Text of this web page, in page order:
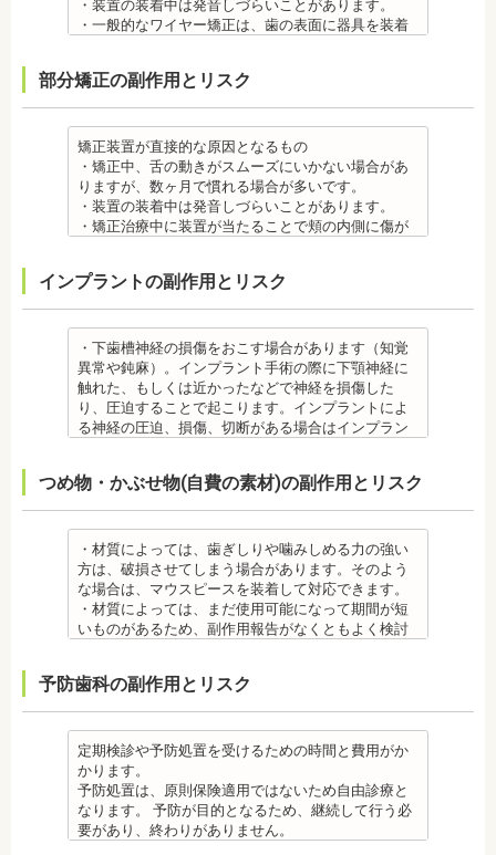
金属アレルギー
は、皮膚科で行われているパッチテストなどをうけ
膜にアレルギー症状が起きた場合は、速やかに歯科
医師の指示を仰いでください。
抜歯・麻酔 ・矯正をしたい箇所に十分なスペースが
ない場合は、抜歯を必要とすることもあります。健
康上問題のない歯を抜歯する場合もあります。
・抜歯する場合は麻酔注射を行います。麻酔薬の中
もあるため、心が起こることもあります。臓や血圧
は、頬を噛んだり、熱いものを飲んだりしてもわか
らないため、口腔内を傷つけるリスクがあります。
さらに、麻酔によって悪心、嘔吐、アレルギー反応
虫歯・歯周病 ・矯正治療中、矯正装置の周りなど、
ブラッシング（歯磨き）しにくい部分ができるた
め、虫歯や歯周炎のリスクが高くなります。
を歯科医師より受けて 、毎日丁寧なブラッシング、
のケアをすることも役立ちます。
・矯正中に虫歯が悪化した場合は、矯正終了後に虫
歯の治療をする、もしくは、矯正中に器具を一度外
して治療を行う必要が生じることがあります。
・基本的に、矯正中には虫歯や歯周病の治療が行え
ません。そのため矯正前にこれらの治療を終わらせ
合は、一般的な歯科医院で、事前に虫歯、歯周病の
治療を行う必要があることもあります。
す。その程度に個人差があります。
・矯正終了して数か月から数年経過すると噛み合わ
せが悪くなる可能性があります。噛み合わせが悪く
なると、咀嚼障害の場合は、噛み合わせの治療を行
います、頭痛、肩こりを招く事があります。また、
・装置の装着中は発音しづらいことがあります。
・一般的なワイヤー矯正は、歯の表面に器具を装着
・矯正治療中に装置が当たることで頬の内側に傷が
ついたり、口内炎になったり、歯の移動に伴う痛み
を感じることもありますので、必要に応じワックス
で対処する場合やその他の対処策を行う場合があり
ます。
・矯正装置を装着した直後や、ワイヤーを交換した
直後に痛みを感じることがありますが、数日でおさ
まる場合が多いです。また、冷たいものを飲んだと
科医師に相談しましょう。
いるため、金属アレルギーのある方、不安がある方
は、皮膚科で行われているパッチテストをうけて、
アレルギー材料を特定し、歯科医師に伝えてくださ
い。矯正装置を装着したあとに、皮膚や口腔の粘膜
にアレルギー症状が起きた場合は、速やかに歯科医
師の指示を仰いでください。
・矯正をしたい箇所に十分なスペースがない場合
・抜歯する場合は麻酔注射を行います。麻酔の中に
は、成分に心拍数、血圧を上げる作用があるものも
あるため、心臓や血圧に問題がある方が使用する
と、動悸、血圧上昇を起こす場合があります。ま
た、頬を噛んでもわからなかったり、熱いものを飲
んでもわからないため、口腔内を傷つけるリスクが
さらに、麻酔によって悪心、嘔吐、アレルギー反応
・矯正中、虫歯が悪化する場合があります。治療終
了後に虫歯の治療をする場合と器具を一度外して虫
歯の治療を行う場合があります。
・矯正治療中、矯正装置の周りなど、ブラッシング
（歯磨き）しにくい部分ができるため、虫歯や歯周
炎のリスクが高くなります。間食を控え、矯正治療
部分矯正の副作用とリスク
矯正装置が直接的な原因となるもの
・矯正中、舌の動きがスムーズにいかない場合があ
りますが、数ヶ月で慣れる場合が多いです。
・装置の装着中は発音しづらいことがあります。
・矯正治療中に装置が当たることで頬の内側に傷が
で対処する場合やその他の対処策を行う場合があり
ます。
・矯正装置を装着した直後や、ワイヤーを交換した
直後に痛みを感じることがありますが、数日でおさ
まる場合が多いです。また、冷たいものを飲んだと
きにしみる「知覚過敏」があらわれる場合がありま
すが、基本的には数日で改善されます。長期間痛む
場合は、歯科医師に相談しましょう。
いるため、金属アレルギーのある方、不安がある方
い。矯正装置を装着したあとに、皮膚や口腔の粘膜
にアレルギー症状が起きた場合は、速やかに歯科医
師の指示を仰いでください。
抜歯・麻酔
・矯正をしたい箇所に十分なスペースがない場合
は、抜歯を必要とする場合もあります。健康上問題
痛みを感じることもありますので、歯科医師の判断
ため、心臓や血圧に問題がある方が使用すると、動
悸、血圧上昇を起こす場合があります。また、頬を
噛んでもわからなかったり、熱いものを飲んでもわ
からないため、口腔内を傷つけるリスクがありま
す。さらに、麻酔によって悪心、嘔吐、アレルギー
反応が起こることもあります。
インプラントの副作用とリスク
・下歯槽神経の損傷をおこす場合があります（知覚
異常や鈍麻）。インプラント手術の際に下顎神経に
触れた、もしくは近かったなどで神経を損傷した
り、圧迫することで起こります。インプラントによ
る神経の圧迫、損傷、切断がある場合はインプラン
・上あごにインプラントを埋める際に、上顎洞を破
る場合があります。手術した時に感染が生じると蓄
膿症になる場合があります。この場合は、インプラ
ントを除去する場合もあります。また、蓄膿症の治
療には耳鼻咽喉科にて治療が必要な場合もありま
す。
・インプラントは、入れ歯の治療とは異なり、外科
手術を行う必要があります。手術により今までは何
けられない場合もあります。免疫力や抵抗力が低下
足りない方、喫煙者の方は、事前に生活習慣の改
善、治療が必要となる場合があります。
・インプラント術後すぐには違和感があったり、痛
み、腫れ、出血などが発生する場合がありますが、
これらの症状の多くについては一時的なもので、多
くの場合2～3日で治まります。
つめ物・かぶせ物(自費の素材)の副作用とリスク
・材質によっては、歯ぎしりや噛みしめる力の強い
方は、破損させてしまう場合があります。そのよう
な場合は、マウスピースを装着して対応できます。
・材質によっては、まだ使用可能になって期間が短
いものがあるため、副作用報告がなくともよく検討
・ジルコニア自体が割れてしまうのではなく、表面
を覆っているポーセレンというセラミックが割れて
しまうことのほうが多くあります。
原因のひとつとしては、ポーセレンというセラミッ
クとジルコニアの密着度が、セラミック同士との場
合や金属とセラミックとの場合に比べて、若干弱い
場合があるからです。他にも、激しい歯ぎしりをす
る人の場合、どうしてもセラミックの部分はジルコ
予防歯科の副作用とリスク
定期検診や予防処置を受けるための時間と費用がか
かります。
予防処置は、原則保険適用ではないため自由診療と
なります。 予防が目的となるため、継続して行う必
要があり、終わりがありません。